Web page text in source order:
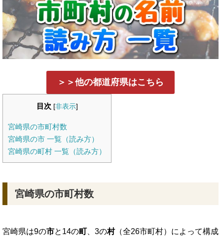
＞＞他の都道府県はこちら
目次 [非表示]
宮崎県の市町村数
宮崎県の市 一覧（読み方）
宮崎県の町村 一覧（読み方）
宮崎県の市町村数
宮崎県は9の市と14の町、3の村（全26市町村）によって構成